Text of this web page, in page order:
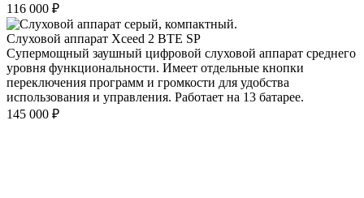
116 000 ₽
Слуховой аппарат Xceed 2 BTE SP
Супермощный заушный цифровой слуховой аппарат среднего
уровня функциональности. Имеет отдельные кнопки
переключения программ и громкости для удобства
использования и управления. Работает на 13 батарее.
145 000 ₽